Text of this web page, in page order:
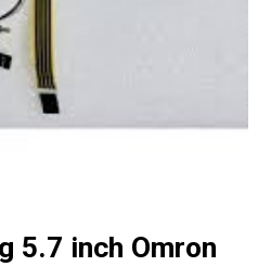
5.7 inch Omron